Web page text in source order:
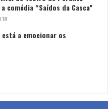
comédia “Saídos da Casca”
a emocionar os